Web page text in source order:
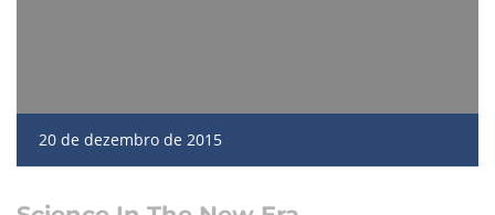
20 de dezembro de 2015